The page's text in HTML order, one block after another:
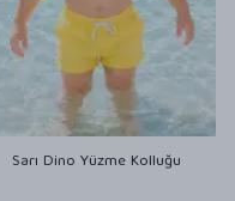
Sarı Dino Yüzme Kolluğu